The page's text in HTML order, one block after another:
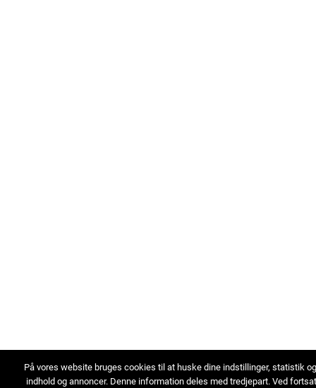
På vores website bruges cookies til at huske dine indstillinger, statistik
indhold og annoncer. Denne information deles med tredjepart. Ved